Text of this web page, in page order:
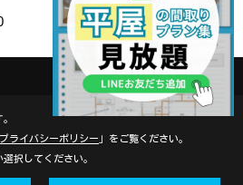
All Rights Reserved.
ト
プライバシーポリシー 」をご覧ください。
択してください。